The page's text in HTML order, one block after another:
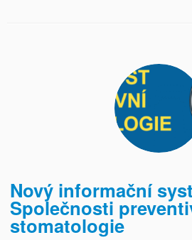
Nový informační
Společnosti
stomatologie